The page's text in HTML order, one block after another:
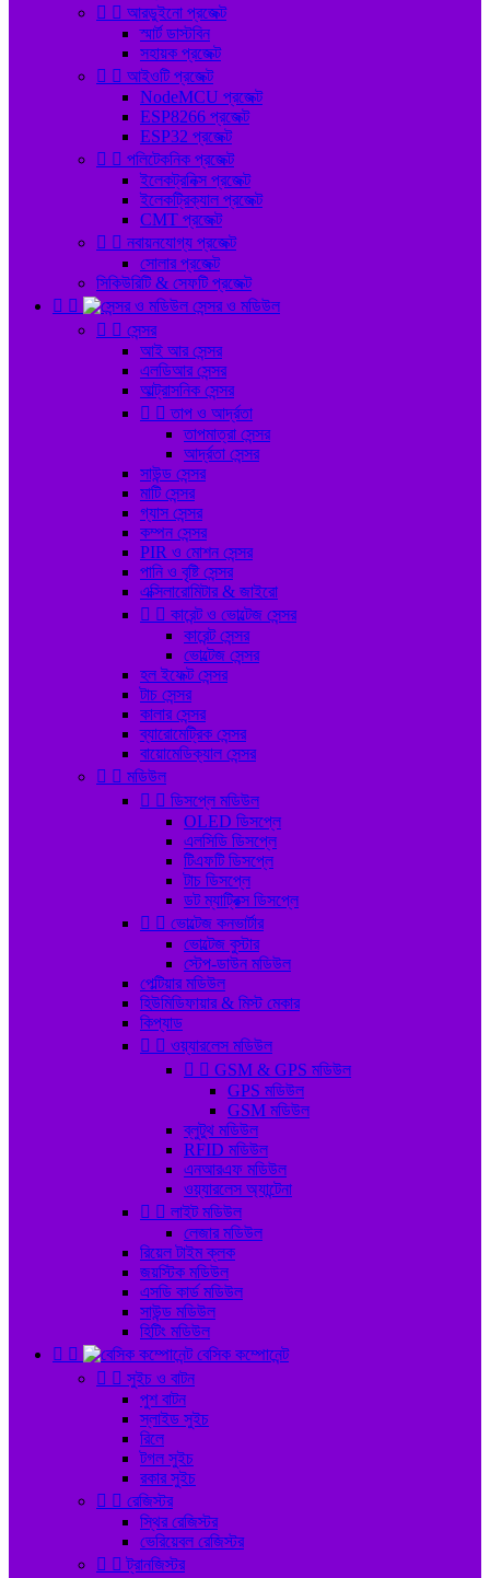
  আরডুইনো প্রজেক্ট
স্মার্ট ডাস্টবিন
সহায়ক প্রজেক্ট
  আইওটি প্রজেক্ট
NodeMCU প্রজেক্ট
ESP8266 প্রজেক্ট
ESP32 প্রজেক্ট
  পলিটেকনিক প্রজেক্ট
ইলেকট্রনিক্স প্রজেক্ট
ইলেকট্রিক্যাল প্রজেক্ট
CMT প্রজেক্ট
  নবায়নযোগ্য প্রজেক্ট
সোলার প্রজেক্ট
সিকিউরিটি & সেফটি প্রজেক্ট
 
সেন্সর ও মডিউল
  সেন্সর
আই আর সেন্সর
এলডিআর সেন্সর
আল্ট্রাসনিক সেন্সর
  তাপ ও আর্দ্রতা
তাপমাত্রা সেন্সর
আর্দ্রতা সেন্সর
সাউন্ড সেন্সর
মাটি সেন্সর
গ্যাস সেন্সর
কম্পন সেন্সর
PIR ও মোশন সেন্সর
পানি ও বৃষ্টি সেন্সর
এক্সিলারোমিটার & জাইরো
  কারেন্ট ও ভোল্টেজ সেন্সর
কারেন্ট সেন্সর
ভোল্টেজ সেন্সর
হল ইফেক্ট সেন্সর
টাচ সেন্সর
কালার সেন্সর
ব্যারোমেট্রিক সেন্সর
বায়োমেডিক্যাল সেন্সর
  মডিউল
  ডিসপ্লে মডিউল
OLED ডিসপ্লে
এলসিডি ডিসপ্লে
টিএফটি ডিসপ্লে
টাচ ডিসপ্লে
ডট ম্যাট্রিক্স ডিসপ্লে
  ভোল্টেজ কনভার্টার
ভোল্টেজ বুস্টার
স্টেপ-ডাউন মডিউল
পেল্টিয়ার মডিউল
হিউমিডিফায়ার & মিস্ট মেকার
কিপ্যাড
  ওয়্যারলেস মডিউল
  GSM & GPS মডিউল
GPS মডিউল
GSM মডিউল
ব্লুটুথ মডিউল
RFID মডিউল
এনআরএফ মডিউল
ওয়্যারলেস অ্যান্টেনা
  লাইট মডিউল
লেজার মডিউল
রিয়েল টাইম ক্লক
জয়স্টিক মডিউল
এসডি কার্ড মডিউল
সাউন্ড মডিউল
হিটিং মডিউল
 
বেসিক কম্পোনেন্ট
  সুইচ ও বাটন
পুশ বাটন
স্লাইড সুইচ
রিলে
টগল সুইচ
রকার সুইচ
  রেজিস্টর
স্থির রেজিস্টর
ভেরিয়েবল রেজিস্টর
  ট্রানজিস্টর